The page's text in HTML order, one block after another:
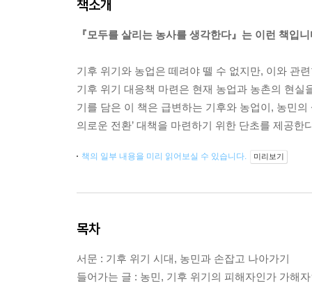
책소개
『모두를 살리는 농사를 생각한다』는 이런 책입
기후 위기와 농업은 떼려야 뗄 수 없지만, 이와 관
기후 위기 대응책 마련은 현재 농업과 농촌의 현
기를 담은 이 책은 급변하는 기후와 농업이, 농민
의로운 전환’ 대책을 마련하기 위한 단초를 제공한
책의 일부 내용을 미리 읽어보실 수 있습니다. 미리보기
목차
서문 : 기후 위기 시대, 농민과 손잡고 나아가기
들어가는 글 : 농민, 기후 위기의 피해자인가 가해